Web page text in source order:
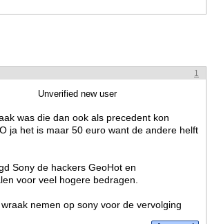
1
Unverified new user
was die dan ook als precedent kon
ja het is maar 50 euro want de andere helft
Sony de hackers GeoHot en
voor veel hogere bedragen.
nemen op sony voor de vervolging